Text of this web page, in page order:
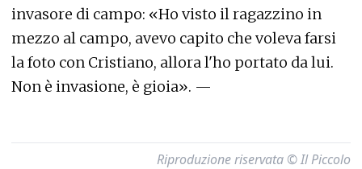
invasore di campo: «Ho visto il ragazzino in
mezzo al campo, avevo capito che voleva farsi
la foto con Cristiano, allora l'ho portato da lui.
Non è invasione, è gioia». —
Riproduzione riservata © Il Piccolo